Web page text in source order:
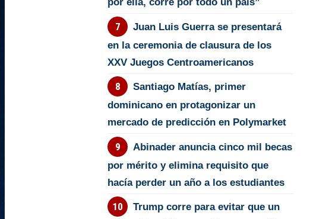
Juan Luis Guerra se presentará
en la ceremonia de clausura de los
XXV Juegos Centroamericanos
Santiago Matías, primer
dominicano en protagonizar un
mercado de predicción en Polymarket
Abinader anuncia cinco mil becas
por mérito y elimina requisito que
hacía perder un año a los estudiantes
Trump corre para evitar que un